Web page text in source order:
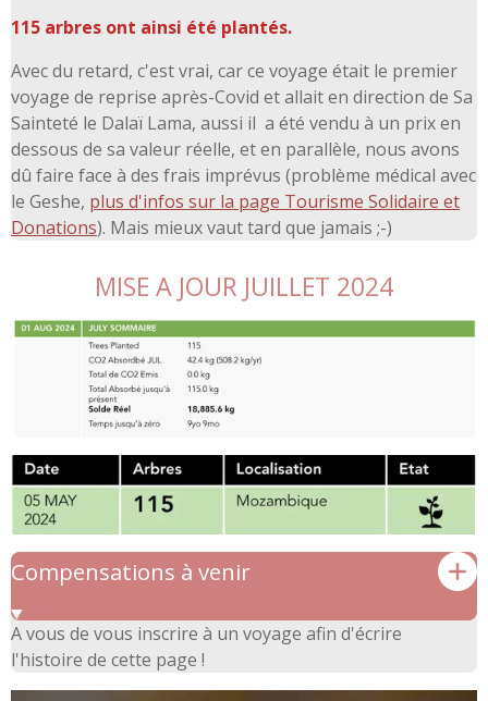
115 arbres ont ainsi été plantés.
Avec du retard, c'est vrai, car ce voyage était le premier
voyage de reprise après-Covid et allait en direction de Sa
Sainteté le Dalaï Lama, aussi il a été vendu à un prix en
dessous de sa valeur réelle, et en parallèle, nous avons
dû faire face à des frais imprévus (problème médical avec
le Geshe, plus d'infos sur la page Tourisme Solidaire et
Donations). Mais mieux vaut tard que jamais ;-)
MISE A JOUR JUILLET 2024
Compensations à venir
A vous de vous inscrire à un voyage afin d'écrire
l'histoire de cette page !